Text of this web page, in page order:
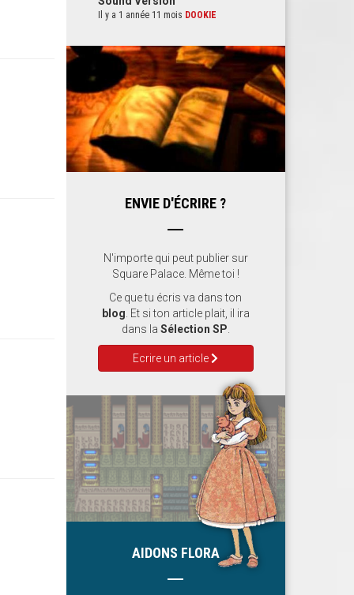
Il y a 1 année 11 mois DOOKIE
ENVIE D'ÉCRIRE ?
N'importe qui peut publier sur
Square Palace. Même toi !
Ce que tu écris va dans ton
blog . Et si ton article plait, il ira
dans la Sélection SP
Ecrire un article
AIDONS FLORA